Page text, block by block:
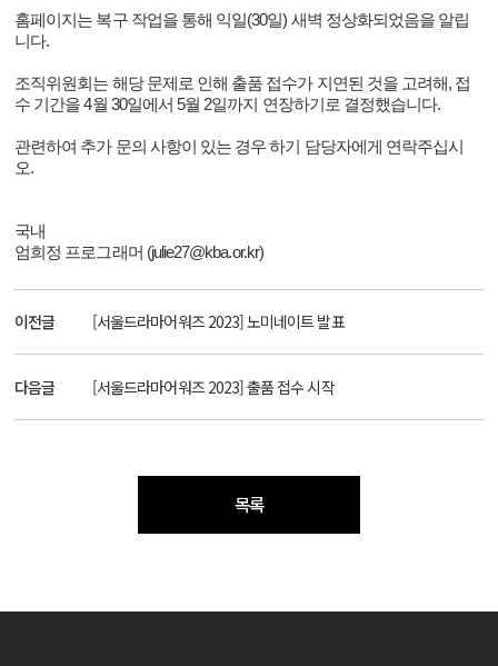
홈페이지는 복구 작업을 통해 익일(30일) 새벽 정상화되었음을 알립
니다.
조직위원회는 해당 문제로 인해 출품 접수가 지연된 것을 고려해, 접
수 기간을 4월 30일에서 5월 2일까지 연장하기로 결정했습니다.
관련하여 추가 문의 사항이 있는 경우 하기 담당자에게 연락주십시
오.
국내
엄희정 프로그래머 (julie27@kba.or.kr)
이전글 [서울드라마어워즈 2023] 노미네이트 발표
다음글 [서울드라마어워즈 2023] 출품 접수 시작
목록